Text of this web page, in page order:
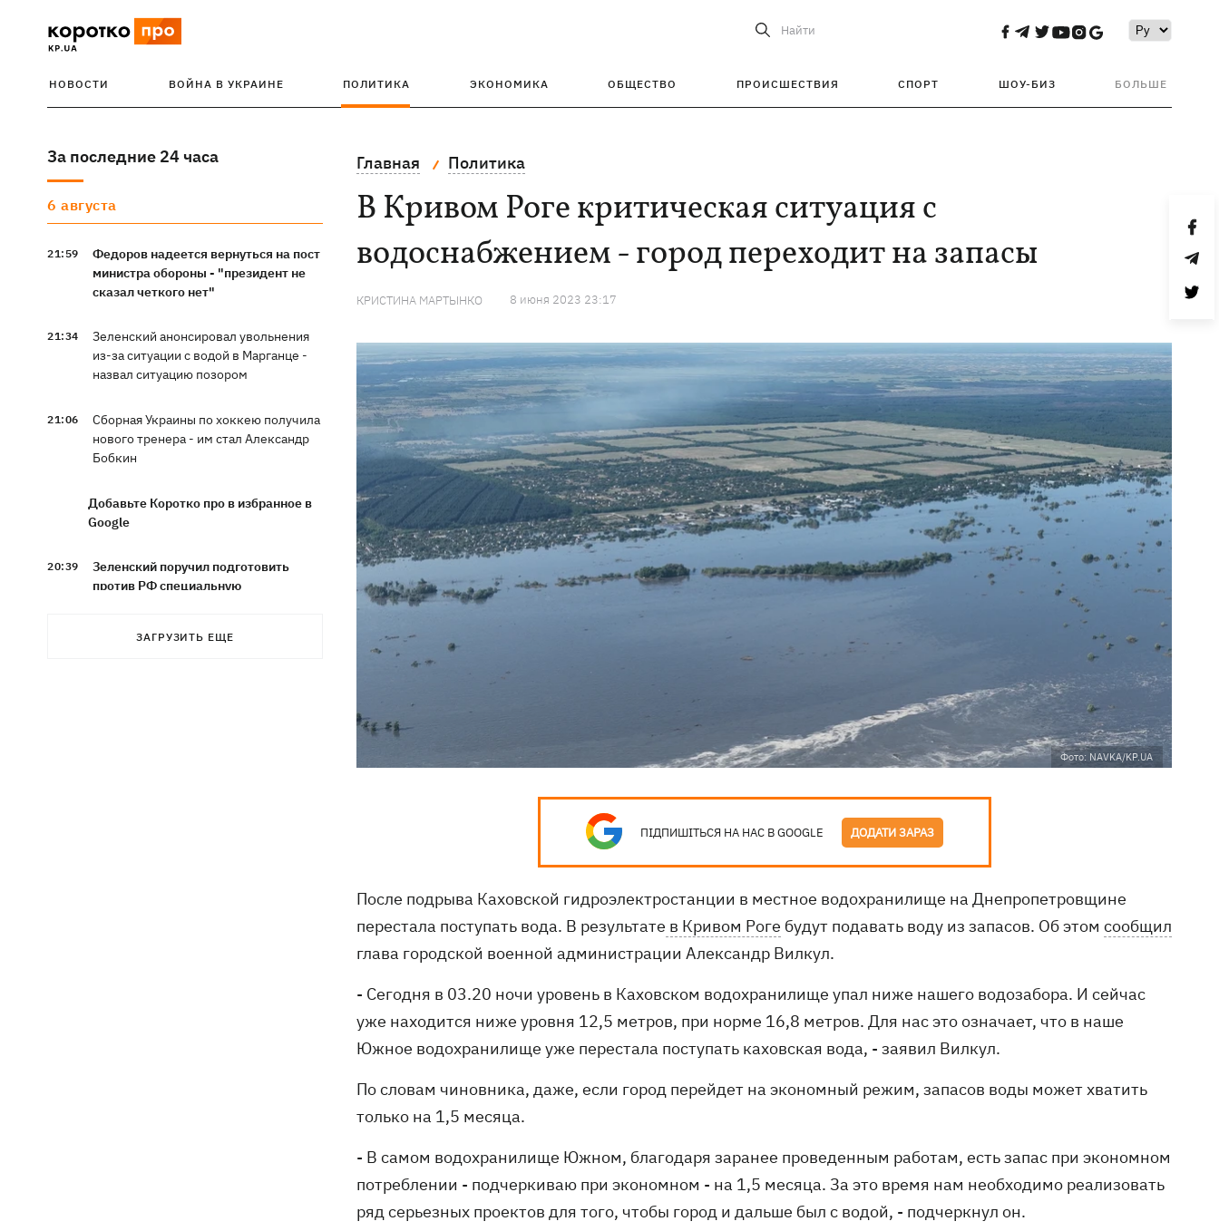
Найти
НОВОСТИ ВОЙНА В УКРАИНЕ ПОЛИТИКА ЭКОНОМИКА ОБЩЕСТВО ПРОИСШЕСТВИЯ СПОРТ ШОУ-БИЗ БОЛЬШЕ
За последние 24 часа
6 августа
21:59
Федоров надеется вернуться на пост
министра обороны - "президент не
сказал четкого нет"
21:34
Зеленский анонсировал увольнения
из-за ситуации с водой в Марганце -
назвал ситуацию позором
21:06
Сборная Украины по хоккею получила
нового тренера - им стал Александр
Бобкин
Добавьте Коротко про в избранное в
Google
20:39
Зеленский поручил подготовить
против РФ специальную
ЗАГРУЗИТЬ ЕЩЕ
Главная Политика
В Кривом Роге критическая ситуация с
водоснабжением - город переходит на запасы
КРИСТИНА МАРТЫНКО 8 июня 2023 23:17
Фото: NAVKA/KP.UA
ПІДПИШІТЬСЯ НА НАС В GOOGLE ДОДАТИ ЗАРАЗ
После подрыва Каховской гидроэлектростанции в местное водохранилище на Днепропетровщине
перестала поступать вода. В результате в Кривом Роге будут подавать воду из запасов. Об этом сообщил
глава городской военной администрации Александр Вилкул.
- Сегодня в 03.20 ночи уровень в Каховском водохранилище упал ниже нашего водозабора. И сейчас
уже находится ниже уровня 12,5 метров, при норме 16,8 метров. Для нас это означает, что в наше
Южное водохранилище уже перестала поступать каховская вода, - заявил Вилкул.
По словам чиновника, даже, если город перейдет на экономный режим, запасов воды может хватить
только на 1,5 месяца.
- В самом водохранилище Южном, благодаря заранее проведенным работам, есть запас при экономном
потреблении - подчеркиваю при экономном - на 1,5 месяца. За это время нам необходимо реализовать
ряд серьезных проектов для того, чтобы город и дальше был с водой, - подчеркнул он.